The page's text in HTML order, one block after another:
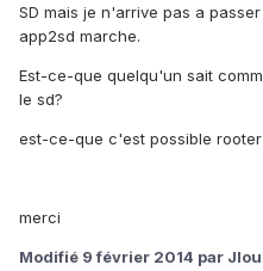
SD mais je n'arrive pas a
app2sd marche.
Est-ce-que quelqu'un sait
le sd?
est-ce-que c'est possible
merci
Modifié 9 février 2014 par